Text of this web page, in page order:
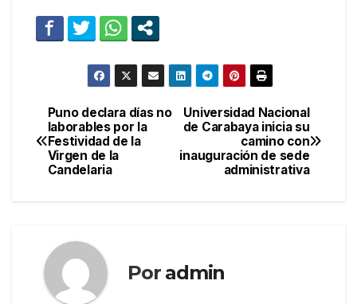
Navegación
de
Universidad Nacional
de Carabaya inicia su
camino con
inauguración de sede
administrativa
Puno declara días no
laborables por la
Festividad de la
Virgen de la
Candelaria
Por admin